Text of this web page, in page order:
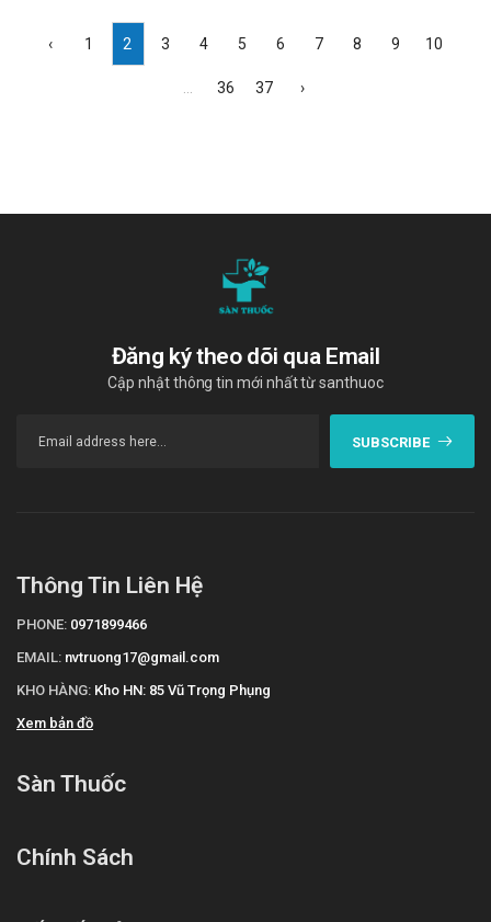
‹ 1 2 3 4 5 6 7 8 9 10
36 37 ›
Đăng ký theo dõi qua Email
Cập nhật thông tin mới nhất từ santhuoc
SUBSCRIBE
Thông Tin Liên Hệ
PHONE: 0971899466
EMAIL: nvtruong17@gmail.com
KHO HÀNG: Kho HN: 85 Vũ Trọng Phụng
Xem bản đồ
Sàn Thuốc
Chính Sách